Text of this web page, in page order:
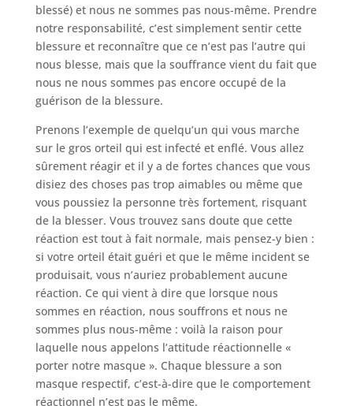
blessé) et nous ne sommes pas nous-même. Prendre
notre responsabilité, c’est simplement sentir cette
blessure et reconnaître que ce n’est pas l’autre qui
nous blesse, mais que la souffrance vient du fait que
nous ne nous sommes pas encore occupé de la
guérison de la blessure.
Prenons l’exemple de quelqu’un qui vous marche
sur le gros orteil qui est infecté et enflé. Vous allez
sûrement réagir et il y a de fortes chances que vous
disiez des choses pas trop aimables ou même que
vous poussiez la personne très fortement, risquant
de la blesser. Vous trouvez sans doute que cette
réaction est tout à fait normale, mais pensez-y bien :
si votre orteil était guéri et que le même incident se
produisait, vous n’auriez probablement aucune
réaction. Ce qui vient à dire que lorsque nous
sommes en réaction, nous souffrons et nous ne
sommes plus nous-même : voilà la raison pour
laquelle nous appelons l’attitude réactionnelle «
porter notre masque ». Chaque blessure a son
masque respectif, c’est-à-dire que le comportement
réactionnel n’est pas le même.